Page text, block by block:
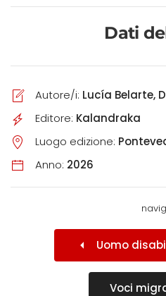
Dati
Autore/i: Lucía Belarte,
Editore: Kalandraka
Luogo edizione:
Anno: 2026
Uomo
Voci